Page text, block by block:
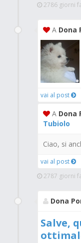
2786 giorni
A Dona
vai al post
A Dona
Tubiolo
Ciao, si
vai al post
2787 giorni
Dona
Salve,